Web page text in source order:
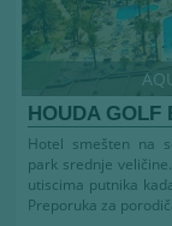
HOUDA GOLF
Hotel smešten na
park srednje
utiscima putnika
Preporuka za